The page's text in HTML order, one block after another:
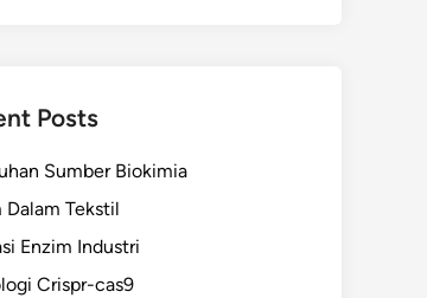
Posts
Sumber Biokimia
Dalam Tekstil
Enzim Industri
Crispr-cas9